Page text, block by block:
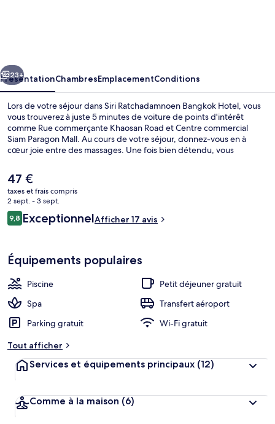
Suivant
23+
PrésentationChambresEmplacementConditions
Lors de votre séjour dans Siri Ratchadamnoen Bangkok Hotel, vous
vous trouverez à juste 5 minutes de voiture de points d'intérêt
comme Rue commerçante Khaosan Road et Centre commercial
Siam Paragon Mall. Au cours de votre séjour, donnez-vous en à
cœur joie entre des massages. Une fois bien détendu, vous
menu des petits plus offerts sur place, on trouve une piscine
extérieure, un bar / salon et un jardin. Sympa non ? Les transports
publics sont tout proches. Station de métro Sam Yot se situe à
seulement 13 min à pied.
Le
prix
actuel
est
de
47 €
taxes et frais compris
2 sept. - 3 sept.
Avis
voyageurs
9,89,8 sur 10
ExceptionnelAfficher 17 avis
Équipements populaires
Piscine
Petit déjeuner gratuit
Spa
Transfert aéroport
Parking gratuit
Wi-Fi gratuit
Tout afficher
Services et équipements principaux (12)
Comme à la maison (6)